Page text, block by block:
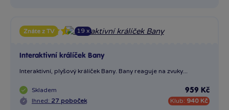
19 x
Znáte z TV
Interaktivní králíček Bany
Interaktivní, plyšový králíček Bany. Bany reaguje na zvuky...
Skladem
Ihned: 27 poboček
959 Kč
Klub: 940 Kč